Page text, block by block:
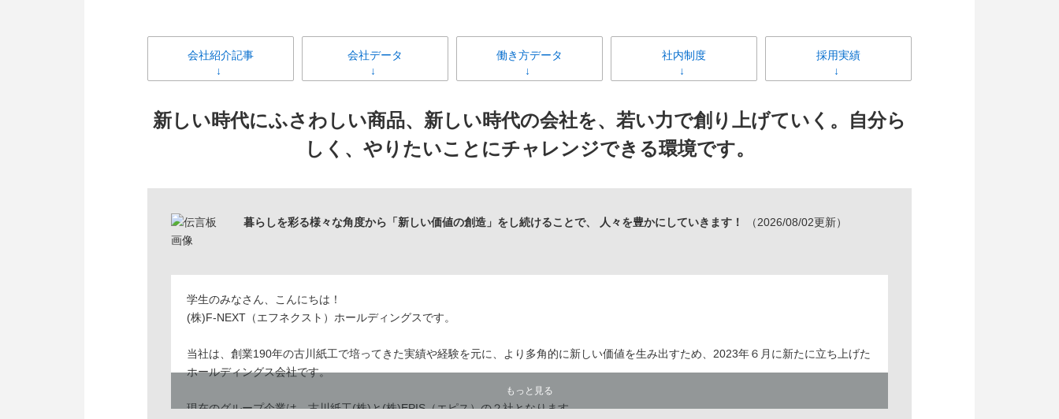
会社紹介記事 会社データ 働き方データ 社内制度 採用実績
新しい時代にふさわしい商品、新しい時代の会社を、若い力で創り上げていく。自分ら
しく、やりたいことにチャレンジできる環境です。
暮らしを彩る様々な角度から「新しい価値の創造」をし続けることで、 人々を豊かにしていきます！ （2026/08/02更新）
学生のみなさん、こんにちは！
(株)F-NEXT（エフネクスト）ホールディングスです。
当社は、創業190年の古川紙工で培ってきた実績や経験を元に、より多角的に新しい価値を生み出すため、2023年６月に新たに立ち上げた
ホールディングス会社です。
現在のグループ企業は、古川紙工(株)と(株)EPIS（エピス）の２社となります。
もっと見る